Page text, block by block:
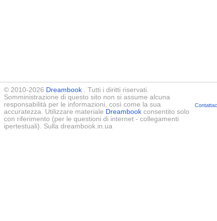
© 2010-2026 Dreambook . Tutti i diritti riservati.
Somministrazione di questo sito non si assume alcuna
responsabilità per le informazioni, così come la sua
accuratezza. Utilizzare materiale Dreambook consentito solo
con riferimento (per le questioni di internet - collegamenti
ipertestuali). Sulla dreambook.in.ua